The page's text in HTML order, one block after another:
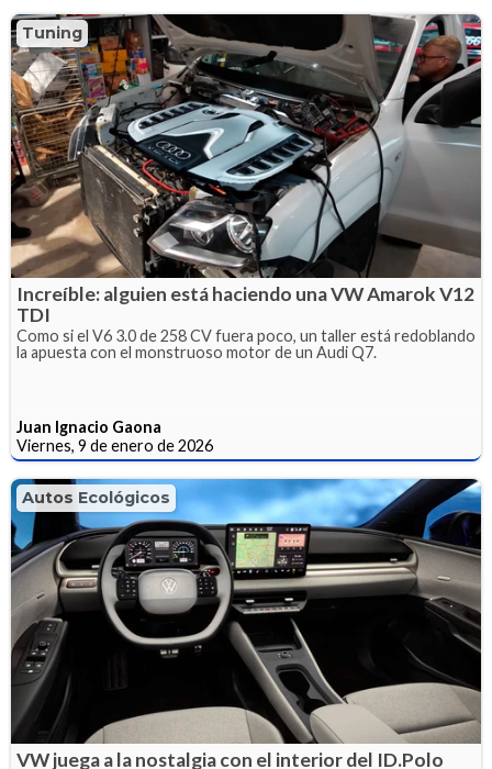
Tuning
Increíble: alguien está haciendo una VW Amarok V12
TDI
Como si el V6 3.0 de 258 CV fuera poco, un taller está redoblando
la apuesta con el monstruoso motor de un Audi Q7.
Juan Ignacio Gaona
Viernes, 9 de enero de 2026
Autos Ecológicos
VW juega a la nostalgia con el interior del ID.Polo